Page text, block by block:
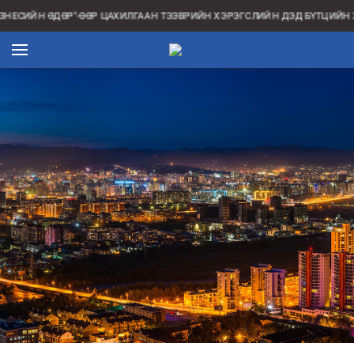
ӨДӨР”-ӨӨР ЦАХИЛГААН ТЭЭВРИЙН ХЭРЭГСЛИЙН ДЭД БҮТЦИЙН